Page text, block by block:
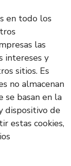
en todo los
las
intereses y
sitios. Es
no almacenan
se basan en la
dispositivo de
estas cookies,